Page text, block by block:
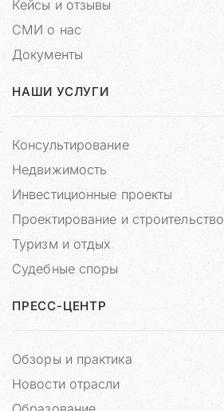
Кейсы и отзывы
СМИ о нас
Документы
НАШИ УСЛУГИ
Консультирование
Недвижимость
Инвестиционные проекты
Проектирование и строительство
Туризм и отдых
Судебные споры
ПРЕСС-ЦЕНТР
Обзоры и практика
Новости отрасли
б
а
ы
м
е
р
а
л
д
е
,
р
о